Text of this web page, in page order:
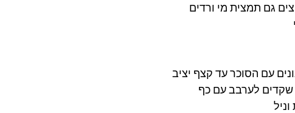
גם תמצית מי ורדים
עם הסוכר עד קצף יציב
לערבב עם כף